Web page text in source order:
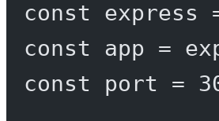
const express
const
app =
const
port =